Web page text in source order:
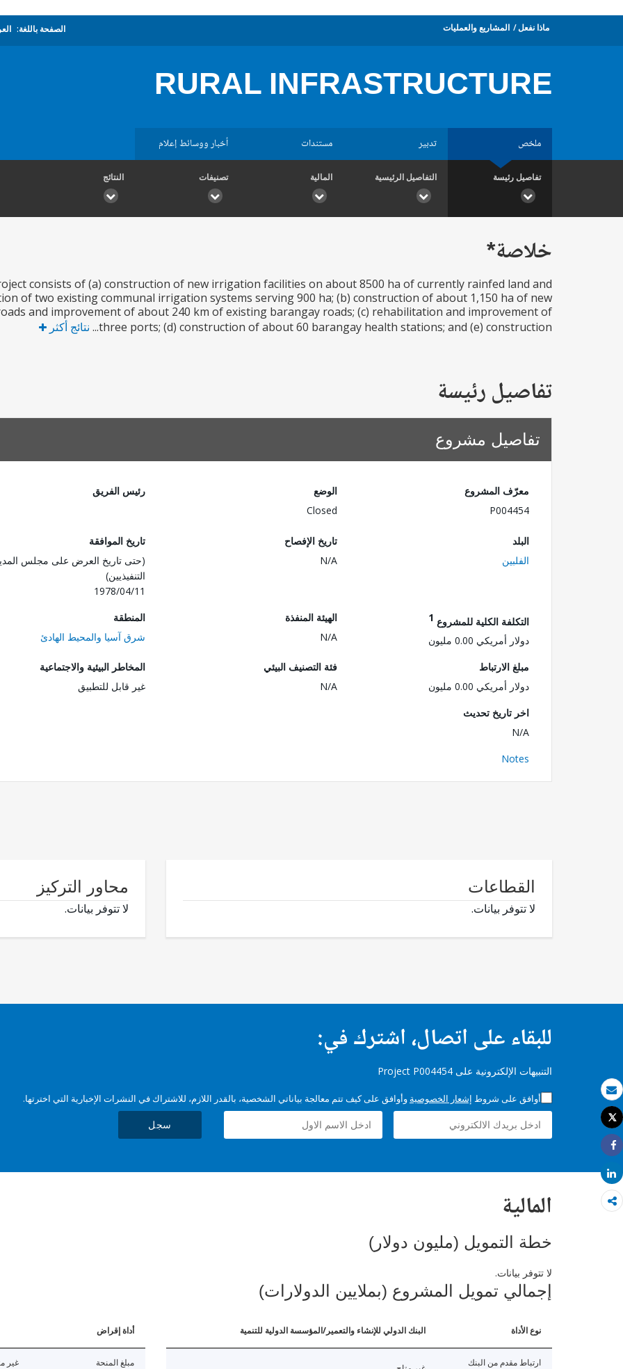
بريد الكتروني
طباعة
Tweet
Share
Share
ماذا نفعل المشاريع والعمليات الصفحة باللغة:
RURAL INFRASTRUCTURE
ملخص تدبير مستندات أخبار ووسائط إعلام
تفاصيل رئيسة التفاصيل الرئيسية المالية تصنيفات النتائج
خلاصة*
consists of (a) construction of new irrigation facilities on about 8500 ha of currently rainfed land and
of two existing communal irrigation systems serving 900 ha; (b) construction of about 1,150 ha of new
and improvement of about 240 km of existing barangay roads; (c) rehabilitation and improvement of
three ports; (d) construction of about 60 barangay health stations; and (e) construction...
نتائج أكثر
تفاصيل رئيسة
تفاصيل مشروع
معرّف المشروع
P004454
الوضع
Closed
رئيس الفريق
البلد
الفلبين
تاريخ الإفصاح
N/A
تاريخ الموافقة
(حتى تاريخ العرض على مجلس
التنفيذيين)
1978/04/11
التكلفة الكلية للمشروع 1
دولار أمريكي 0.00 مليون
الهيئة المنفذة
N/A
المنطقة
شرق آسيا والمحيط الهادئ
مبلغ الارتباط
دولار أمريكي 0.00 مليون
فئة التصنيف البيئي
N/A
المخاطر البيئية والاجتماعية
غير قابل للتطبيق
اخر تاريخ تحديث
N/A
Notes
القطاعات
لا تتوفر بيانات.
محاور التركيز
لا تتوفر بيانات.
للبقاء على اتصال، اشترك في:
التنبيهات الإلكترونية على Project P004454
أوافق على شروط إشعار الخصوصية وأوافق على كيف تتم معالجة بياناتي الشخصية، بالقدر اللازم، للاشتراك في النشرات الإخبارية التي اخترتها.
سجل
المالية
خطة التمويل (مليون دولار)
لا تتوفر بيانات.
إجمالي تمويل المشروع (بملايين الدولارات)
نوع الأداة البنك الدولي للإنشاء والتعمير/المؤسسة الدولية للتنمية
ارتباط مقدم من البنك
أداة إقراض
مبلغ المنحة غير